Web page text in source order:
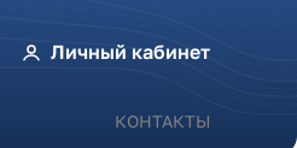
Личный кабинет
КОНТАКТЫ